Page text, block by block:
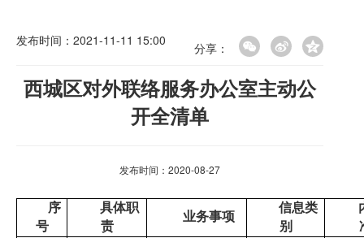
发布时间：2021-11-11 15:00 分享：
西城区对外联络服务办公室主动公
开全清单
发布时间：2020-08-27
序
号
具体职
责
业务事项
信息类
别